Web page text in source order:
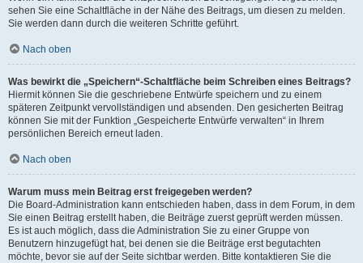
sehen Sie eine Schaltfläche in der Nähe des Beitrags, um diesen zu melden.
Sie werden dann durch die weiteren Schritte geführt.
Nach oben
Was bewirkt die „Speichern“-Schaltfläche beim Schreiben eines Beitrags?
Hiermit können Sie die geschriebene Entwürfe speichern und zu einem
späteren Zeitpunkt vervollständigen und absenden. Den gesicherten Beitrag
können Sie mit der Funktion „Gespeicherte Entwürfe verwalten“ in Ihrem
persönlichen Bereich erneut laden.
Nach oben
Warum muss mein Beitrag erst freigegeben werden?
Die Board-Administration kann entschieden haben, dass in dem Forum, in dem
Sie einen Beitrag erstellt haben, die Beiträge zuerst geprüft werden müssen.
Es ist auch möglich, dass die Administration Sie zu einer Gruppe von
Benutzern hinzugefügt hat, bei denen sie die Beiträge erst begutachten
möchte, bevor sie auf der Seite sichtbar werden. Bitte kontaktieren Sie die